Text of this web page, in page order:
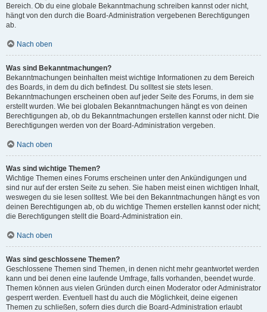
Bereich. Ob du eine globale Bekanntmachung schreiben kannst oder nicht,
hängt von den durch die Board-Administration vergebenen Berechtigungen
ab.
Nach oben
Was sind Bekanntmachungen?
Bekanntmachungen beinhalten meist wichtige Informationen zu dem Bereich
des Boards, in dem du dich befindest. Du solltest sie stets lesen.
Bekanntmachungen erscheinen oben auf jeder Seite des Forums, in dem sie
erstellt wurden. Wie bei globalen Bekanntmachungen hängt es von deinen
Berechtigungen ab, ob du Bekanntmachungen erstellen kannst oder nicht. Die
Berechtigungen werden von der Board-Administration vergeben.
Nach oben
Was sind wichtige Themen?
Wichtige Themen eines Forums erscheinen unter den Ankündigungen und
sind nur auf der ersten Seite zu sehen. Sie haben meist einen wichtigen Inhalt,
weswegen du sie lesen solltest. Wie bei den Bekanntmachungen hängt es von
deinen Berechtigungen ab, ob du wichtige Themen erstellen kannst oder nicht;
die Berechtigungen stellt die Board-Administration ein.
Nach oben
Was sind geschlossene Themen?
Geschlossene Themen sind Themen, in denen nicht mehr geantwortet werden
kann und bei denen eine laufende Umfrage, falls vorhanden, beendet wurde.
Themen können aus vielen Gründen durch einen Moderator oder Administrator
gesperrt werden. Eventuell hast du auch die Möglichkeit, deine eigenen
Themen zu schließen, sofern dies durch die Board-Administration erlaubt